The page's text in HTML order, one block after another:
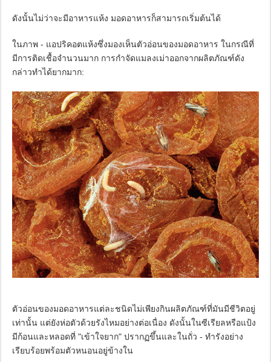
ดังนั้นไม่ว่าจะมีอาหารแห้ง มอดอาหารก็สามารถเริ่มต้นได้
ในภาพ - แอปริคอตแห้งซึ่งมองเห็นตัวอ่อนของมอดอาหาร ในกรณีที่
มีการติดเชื้อจำนวนมาก การกำจัดแมลงเม่าออกจากผลิตภัณฑ์ดัง
กล่าวทำได้ยากมาก:
ตัวอ่อนของมอดอาหารแต่ละชนิดไม่เพียงกินผลิตภัณฑ์ที่มันมีชีวิตอยู่
เท่านั้น แต่ยังห่อตัวด้วยรังไหมอย่างต่อเนื่อง ดังนั้นในซีเรียลหรือแป้ง
มีก้อนและหลอดที่ "เข้าใจยาก" ปรากฏขึ้นและในถั่ว - ทำรังอย่าง
เรียบร้อยพร้อมตัวหนอนอยู่ข้างใน